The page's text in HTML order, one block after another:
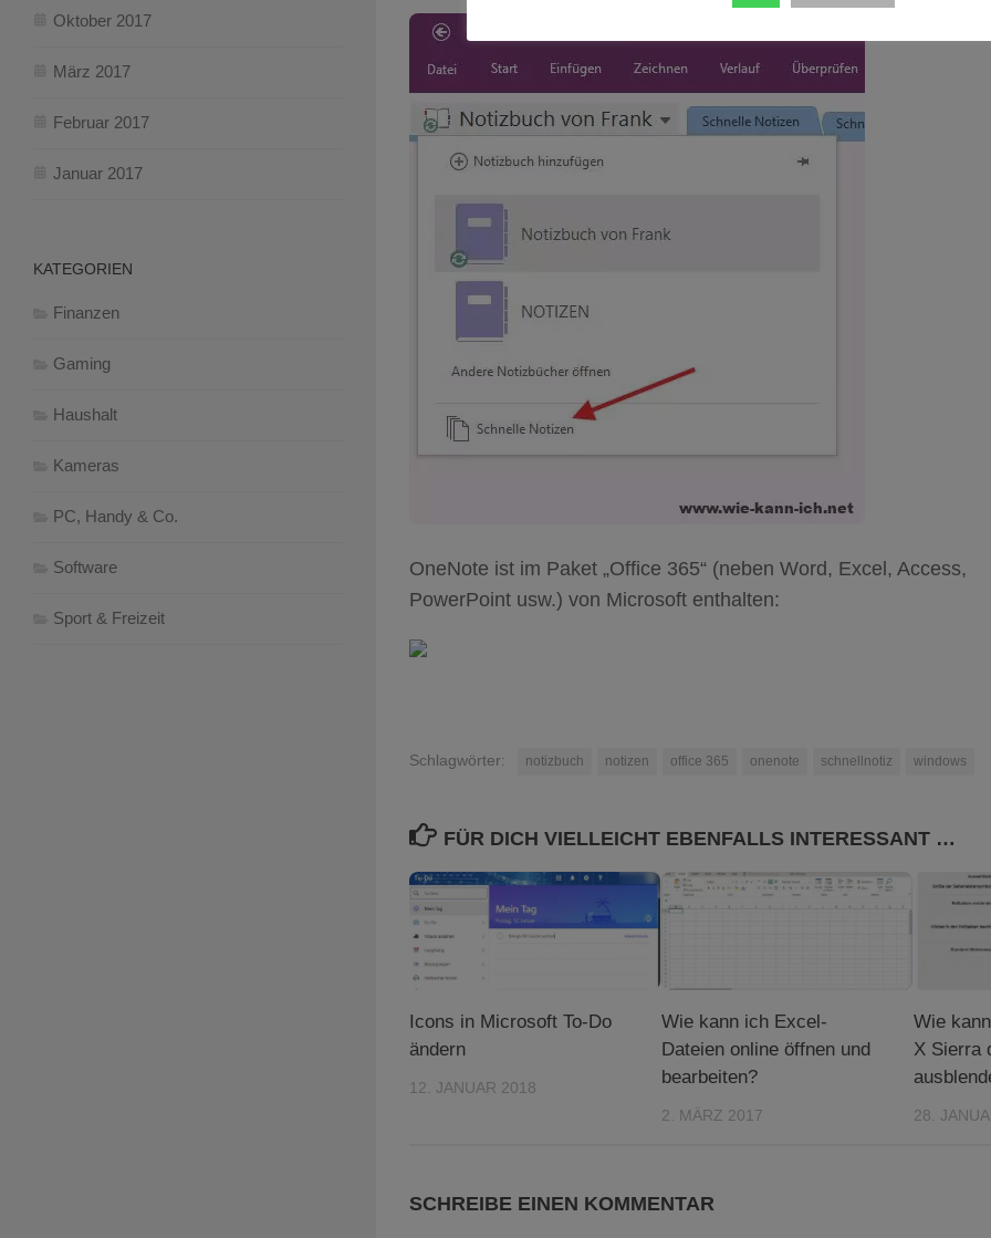
OneNote ist im Paket „Office 365“ (neben Word, Excel, Access,
PowerPoint usw.) von Microsoft enthalten:
Schlagwörter: notizbuch notizen office 365 onenote schnellnotiz windows
FÜR DICH VIELLEICHT EBENFALLS INTERESSANT …
Icons in Microsoft To-Do
ändern
12. JANUAR 2018
Wie kann ich Excel-
Dateien online öffnen und
bearbeiten?
2. MÄRZ 2017
Wie
X Sierra
28.
SCHREIBE EINEN KOMMENTAR
Oktober 2017
März 2017
Februar 2017
Januar 2017
KATEGORIEN
Finanzen
Gaming
Haushalt
Kameras
PC, Handy & Co.
Software
Sport & Freizeit